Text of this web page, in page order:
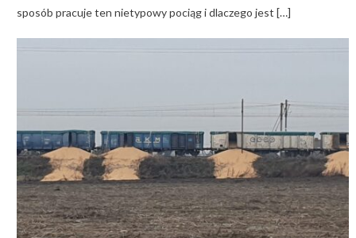
sposób pracuje ten nietypowy pociąg i dlaczego jest […]